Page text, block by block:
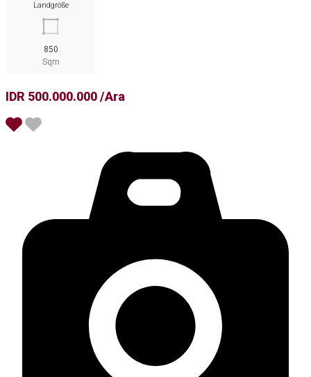
Landgröße
850
Sqm
IDR 500.000.000 /Ara